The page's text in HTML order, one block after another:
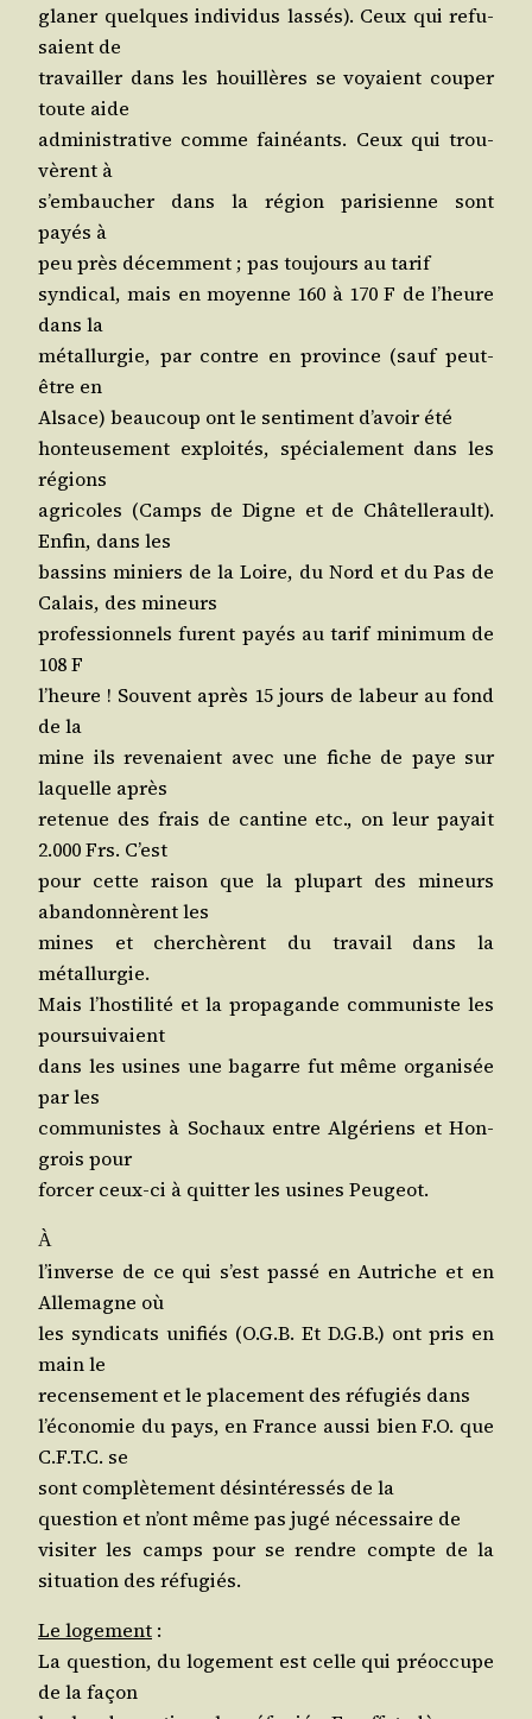
gla­ner quelques indi­vi­dus las­sés). Ceux qui refu­
saient de
tra­vailler dans les houillères se voyaient cou­per
toute aide
admi­nis­tra­tive comme fai­néants. Ceux qui trou­
vèrent à
s’embaucher dans la région pari­sienne sont
payés à
peu près décem­ment ; pas tou­jours au tarif
syn­di­cal, mais en moyenne 160 à 170 F de l’heure
dans la
métal­lur­gie, par contre en pro­vince (sauf peut-
être en
Alsace) beau­coup ont le sen­ti­ment d’a­voir été
hon­teu­se­ment exploi­tés, spé­cia­le­ment dans les
régions
agri­coles (Camps de Digne et de Châ­tel­le­rault).
Enfin, dans les
bas­sins miniers de la Loire, du Nord et du Pas de
Calais, des mineurs
pro­fes­sion­nels furent payés au tarif mini­mum de
108 F
l’heure ! Sou­vent après 15 jours de labeur au fond
de la
mine ils reve­naient avec une fiche de paye sur
laquelle après
rete­nue des frais de can­tine etc., on leur payait
2.000 Frs. C’est
pour cette rai­son que la plu­part des mineurs
aban­don­nèrent les
mines et cher­chèrent du tra­vail dans la
métallurgie.
Mais l’hos­ti­li­té et la pro­pa­gande com­mu­niste les
poursuivaient
dans les usines une bagarre fut même orga­ni­sée
par les
com­mu­nistes à Sochaux entre Algé­riens et Hon­
grois pour
for­cer ceux-ci à quit­ter les usines Peugeot.
À
l’in­verse de ce qui s’est pas­sé en Autriche et en
Alle­magne où
les syn­di­cats uni­fiés (O.G.B. Et D.G.B.) ont pris en
main le
recen­se­ment et le pla­ce­ment des réfu­giés dans
l’é­co­no­mie du pays, en France aus­si bien F.O. que
C.F.T.C. se
sont com­plè­te­ment dés­in­té­res­sés de la
ques­tion et n’ont même pas jugé néces­saire de
visi­ter les camps pour se rendre compte de la
situa­tion des réfugiés.
Le loge­ment :
La ques­tion, du loge­ment est celle qui pré­oc­cupe
de la façon